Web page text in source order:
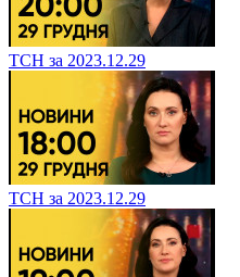
ТСН за 2023.12.29
ТСН за 2023.12.29